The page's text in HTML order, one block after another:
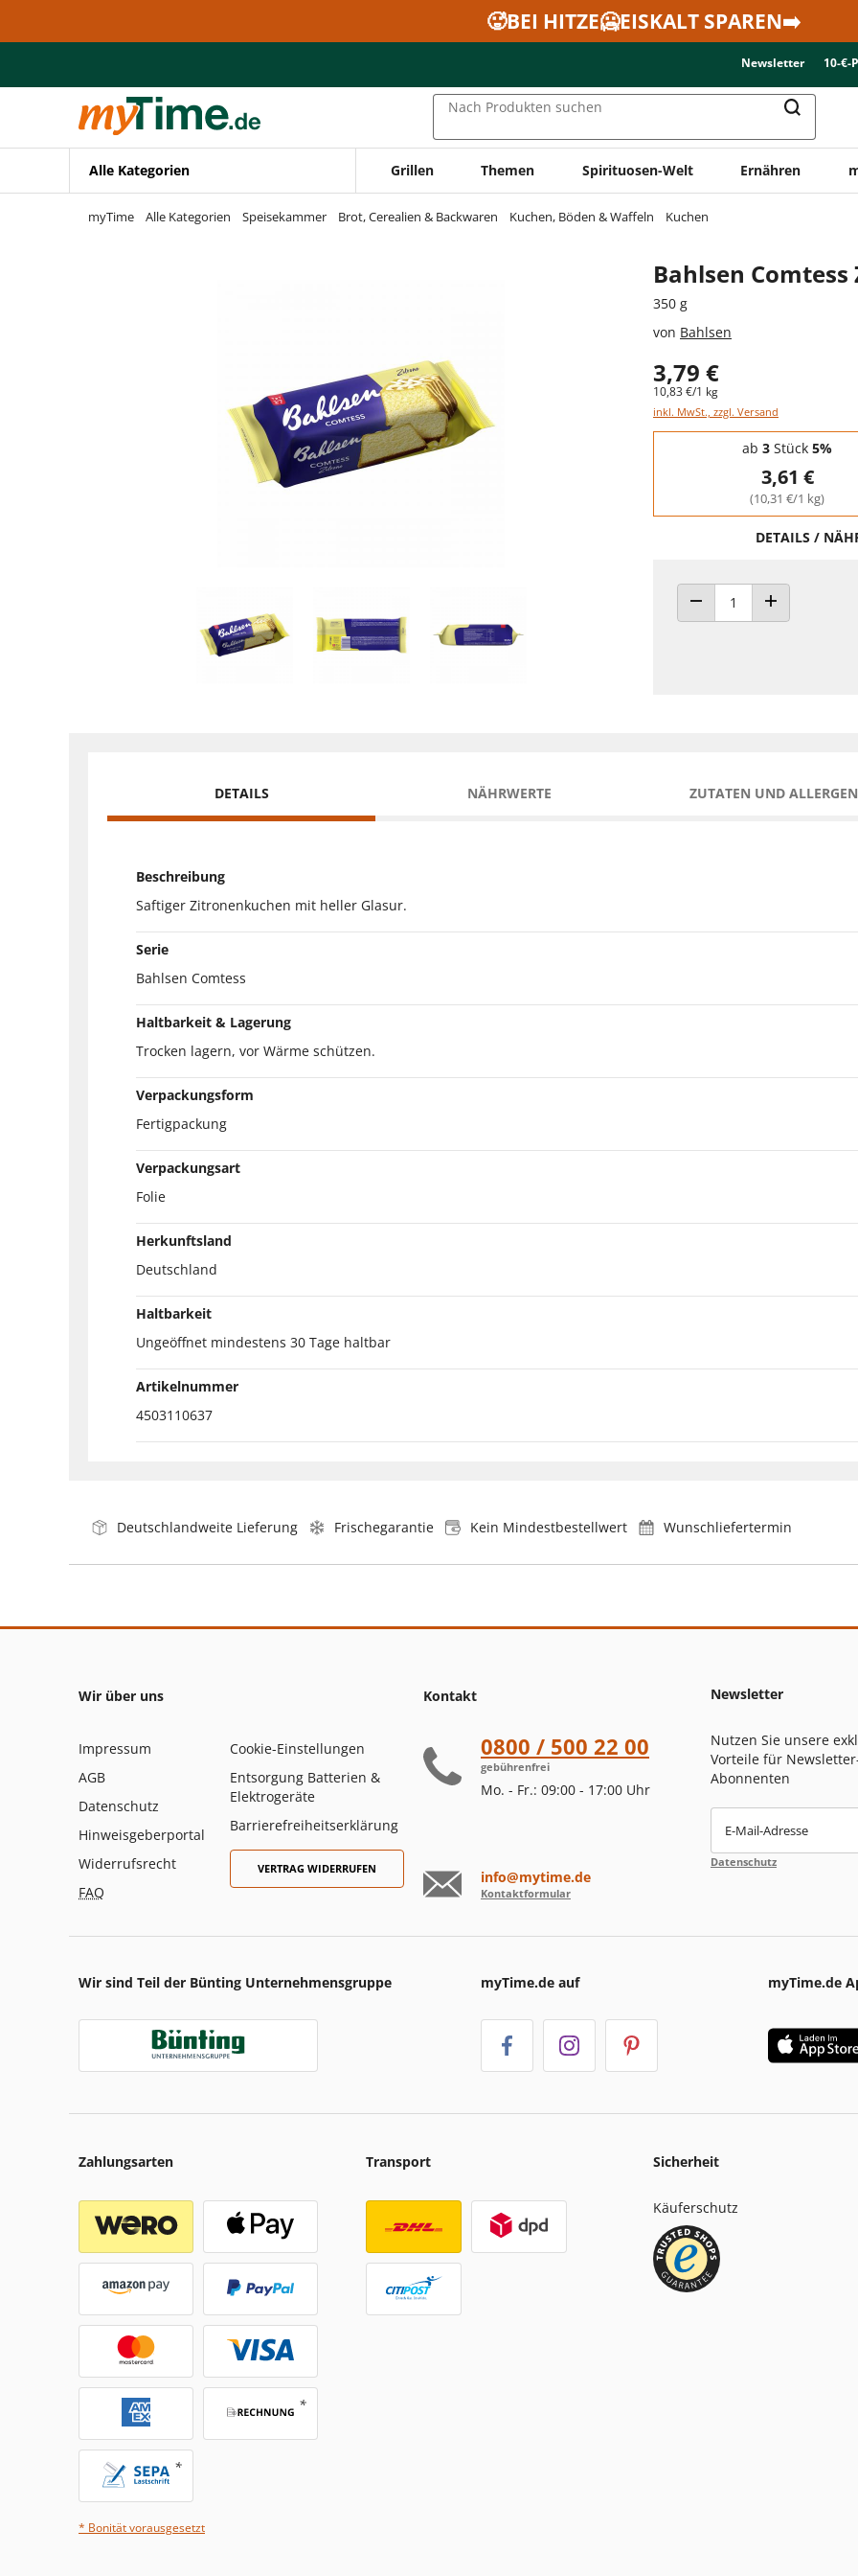
Zur Navigation springen
🥵BEI HITZE🥶EISKALT SPAREN➡️
Newsletter 10-€-
Nach Produkten suchen
Alle Kategorien Grillen Themen Spirituosen-Welt Ernähren
myTime Alle Kategorien Speisekammer Brot, Cerealien & Backwaren Kuchen, Böden & Waffeln Kuchen
Bahlsen
350 g
von Bahlsen
3,79 €
10,83 €/1 kg
inkl. MwSt., zzgl. Versand
Staffelpreise - Mengenrabatt
ab 3 Stück 5%
3,61 €
(10,31 €/1 kg)
DETAILS /
ANZAHL VERRINGERN
ANZAHL
DETAILS NÄHRWERTE ZUTATEN UND
Beschreibung
Saftiger Zitronenkuchen mit heller Glasur.
Serie
Bahlsen Comtess
Haltbarkeit & Lagerung
Trocken lagern, vor Wärme schützen.
Verpackungsform
Fertigpackung
Verpackungsart
Folie
Herkunftsland
Deutschland
Haltbarkeit
Ungeöffnet mindestens 30 Tage haltbar
Artikelnummer
4503110637
Deutschlandweite Lieferung Frischegarantie Kein Mindestbestellwert Wunschliefertermin
Wir über uns
Impressum
AGB
Datenschutz
Hinweisgeberportal
Widerrufsrecht
FAQ
Cookie-Einstellungen
Entsorgung Batterien &
Elektrogeräte
Barrierefreiheitserklärung
VERTRAG WIDERRUFEN
Kontakt
0800 / 500 22 00
gebührenfrei
Mo. - Fr.: 09:00 - 17:00 Uhr
info@mytime.de
Kontaktformular
Newsletter
Nutzen Sie unsere
Vorteile für
Abonnenten
E-Mail-Adresse
Datenschutz
Wir sind Teil der Bünting Unternehmensgruppe myTime.de auf myTime.de
Zahlungsarten
* Bonität vorausgesetzt
Transport Sicherheit
Käuferschutz